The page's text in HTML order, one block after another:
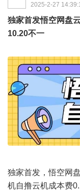
2025-2-27
独家首发悟空网盘
10.20不一
独家首发，悟空网
机自撸云机成本费